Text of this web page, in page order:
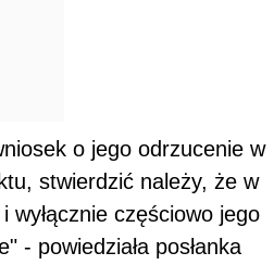
o jego odrzucenie w
stwierdzić należy, że w
częściowo jego
- powiedziała posłanka